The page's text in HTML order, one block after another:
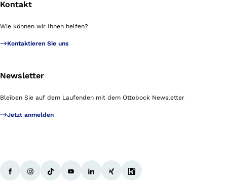
Kontakt
Wie können wir Ihnen helfen?
Kontaktieren Sie uns
Newsletter
Bleiben Sie auf dem Laufenden mit dem Ottobock Newsletter
Jetzt anmelden